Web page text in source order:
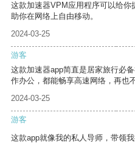
这款加速器VPM应用程序可以给
助你在网络上自由移动。
2024-03-25
游客
这款加速器app简直是居家旅行必
作办公，都能畅享高速网络，再也
2024-03-25
游客
这款app就像我的私人导师，带领我